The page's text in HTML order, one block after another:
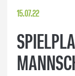
15.07.22